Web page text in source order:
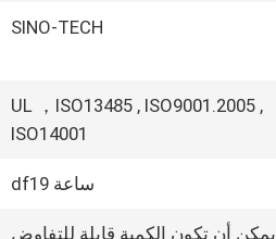
SINO-TECH
UL ，ISO13485 , ISO9001.2005 ,
ISO14001
ساعة df19
يمكن أن تكون الكمية قابلة للتفاوض